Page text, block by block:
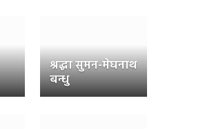
श्रद्धा सुमन-मेघनाथ
बन्धु